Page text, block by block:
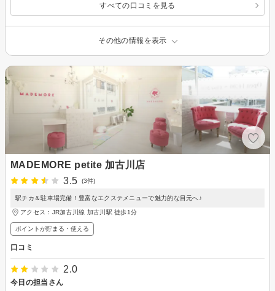
すべての口コミを見る
その他の情報を表示
MADEMORE petite 加古川店
3.5
(3件)
駅チカ＆駐車場完備！豊富なエクステメニューで魅力的な目元へ♪
アクセス：JR加古川線 加古川駅 徒歩1分
ポイントが貯まる・使える
口コミ
2.0
今日の担当さん